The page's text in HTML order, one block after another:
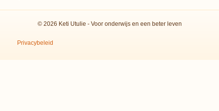
© 2026 Keti Utulie - Voor onderwijs en een beter leven
Privacybeleid